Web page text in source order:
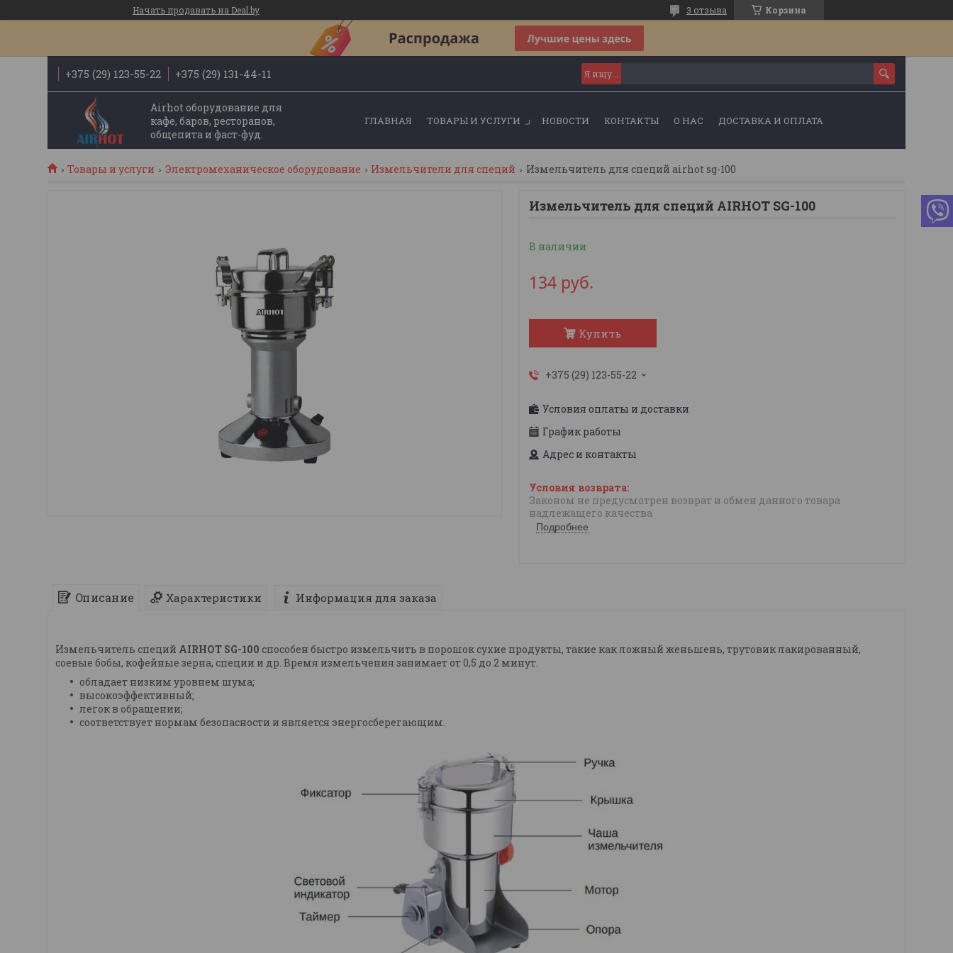
Начать продавать на Deal.by Корзина
3 отзыва
+375 (29) 123-55-22 +375 (29) 131-44-11
Airhot оборудование для
кафе, баров, ресторанов,
общепита и фаст-фуд.
ГЛАВНАЯ ТОВАРЫ И УСЛУГИ НОВОСТИ КОНТАКТЫ О НАС ДОСТАВКА И ОПЛАТА
Товары и услуги Электромеханическое оборудование Измельчители для специй Измельчитель для специй airhot sg-100
Измельчитель для специй AIRHOT SG-100
В наличии
134 руб.
Купить
+375 (29) 123-55-22
Условия оплаты и доставки
График работы
Адрес и контакты
Законом не предусмотрен возврат и обмен данного товара
надлежащего качества
Подробнее
Описание Характеристики Информация для заказа
Измельчитель специй AIRHOT SG-100 способен быстро измельчить в порошок сухие продукты, такие как ложный женьшень, трутовик лакированный,
соевые бобы, кофейные зерна, специи и др. Время измельчения занимает от 0,5 до 2 минут.
обладает низким уровнем шума;
высокоэффективный;
легок в обращении;
соответствует нормам безопасности и является энергосберегающим.